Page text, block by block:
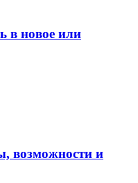
в новое или
возможности и